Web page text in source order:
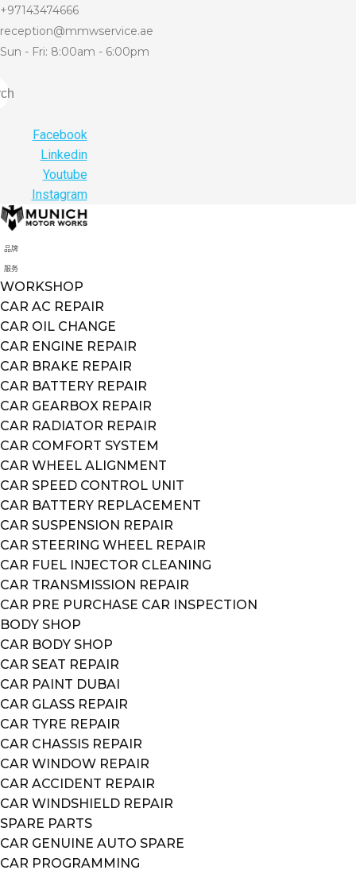
+97143474666
reception@mmwservice.ae
Sun - Fri: 8:00am - 6:00pm
Facebook
Linkedin
Youtube
Instagram
品牌
服务
WORKSHOP
CAR AC REPAIR
CAR OIL CHANGE
CAR ENGINE REPAIR
CAR BRAKE REPAIR
CAR BATTERY REPAIR
CAR GEARBOX REPAIR
CAR RADIATOR REPAIR
CAR COMFORT SYSTEM
CAR WHEEL ALIGNMENT
CAR SPEED CONTROL UNIT
CAR BATTERY REPLACEMENT
CAR SUSPENSION REPAIR
CAR STEERING WHEEL REPAIR
CAR FUEL INJECTOR CLEANING
CAR TRANSMISSION REPAIR
CAR PRE PURCHASE CAR INSPECTION
BODY SHOP
CAR BODY SHOP
CAR SEAT REPAIR
CAR PAINT DUBAI
CAR GLASS REPAIR
CAR TYRE REPAIR
CAR CHASSIS REPAIR
CAR WINDOW REPAIR
CAR ACCIDENT REPAIR
CAR WINDSHIELD REPAIR
SPARE PARTS
CAR GENUINE AUTO SPARE
CAR PROGRAMMING